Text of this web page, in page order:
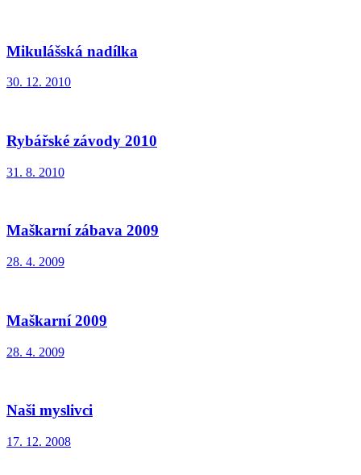
Mikulášská nadílka
30. 12. 2010
Rybářské závody 2010
31. 8. 2010
Maškarní zábava 2009
28. 4. 2009
Maškarní 2009
28. 4. 2009
Naši myslivci
17. 12. 2008